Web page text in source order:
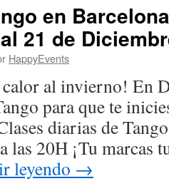
en
21 de
HappyEvents
calor al invierno! En
para que te
diarias de
las 20H ¡Tu marcas
leyendo →